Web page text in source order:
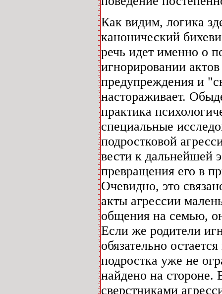
Как видим, логика
канонический
речь идет именно о
игнорировании
предупреждения и
настораживает.
практика
специальные
подростковой
вести к дальнейшей
превращения его в
Очевидно, это
акты агрессии
общения на семью,
Если же родители
обязательно
подростка уже не
найдено на стороне.
сверстниками